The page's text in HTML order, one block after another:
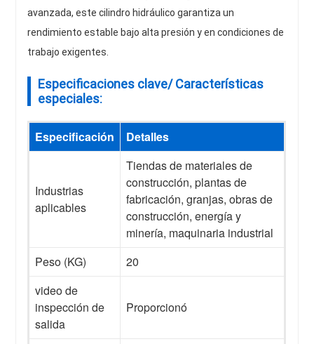
avanzada, este cilindro hidráulico garantiza un
rendimiento estable bajo alta presión y en condiciones de
trabajo exigentes.
Especificaciones clave/ Características
especiales:
Especificación Detalles
Industrias
aplicables
Tiendas de materiales de
construcción, plantas de
fabricación, granjas, obras de
construcción, energía y
minería, maquinaria industrial
Peso (KG)
20
video de
inspección de
salida
Proporcionó